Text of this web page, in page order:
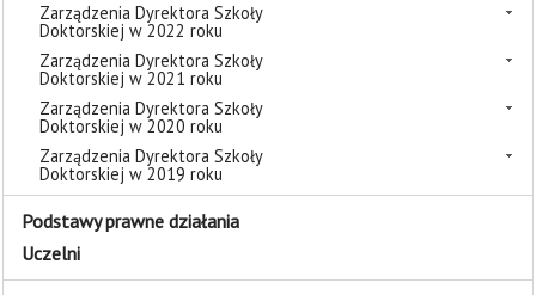
Zarządzenia Dyrektora Szkoły
Doktorskiej w 2022 roku
Zarządzenia Dyrektora Szkoły
Doktorskiej w 2021 roku
Zarządzenia Dyrektora Szkoły
Doktorskiej w 2020 roku
Zarządzenia Dyrektora Szkoły
Doktorskiej w 2019 roku
Podstawy prawne działania
Uczelni